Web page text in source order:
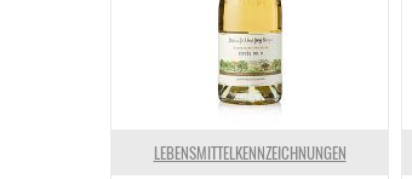
LEBENSMITTELKENNZEICHNUNGEN